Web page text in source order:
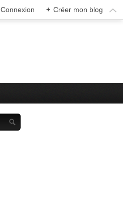
Connexion + Créer mon blog